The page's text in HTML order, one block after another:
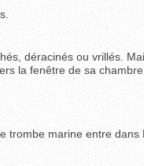
déracinés ou vrillés.
la fenêtre de sa chambre.
trombe marine entre dans